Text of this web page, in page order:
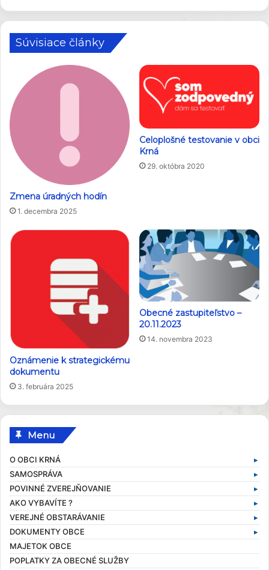
Súvisiace články
Zmena úradných hodín
1. decembra 2025
Celoplošné testovanie v obci
Krná
29. októbra 2020
Oznámenie k strategickému
dokumentu
3. februára 2025
Obecné zastupiteľstvo –
20.11.2023
14. novembra 2023
Menu
O OBCI KRNÁ
Základné informácie
Profil obce
História obce
Obecné symboly
Kultúra
Zaujímavosti
SAMOSPRÁVA
Samospráva v súčasnosti
Obecný úrad
Starosta obce
Zamestnanci obce
Hlavný kontrolór
Obecní poslanci a komisie
POVINNÉ ZVEREJŇOVANIE
Zmluvy
Faktúry
Objednávky
AKO VYBAVÍTE ?
Stavebný poriadok
Výruby drevín
Dane a poplatky
Evidencia obyvateľov
VEREJNÉ OBSTARÁVANIE
Verejné obstarávania
Profil verejného obstarávateľa
DOKUMENTY OBCE
Kompetencie obce
Všeobecné záväzné nariadenia
MAJETOK OBCE
POPLATKY ZA OBECNÉ SLUŽBY